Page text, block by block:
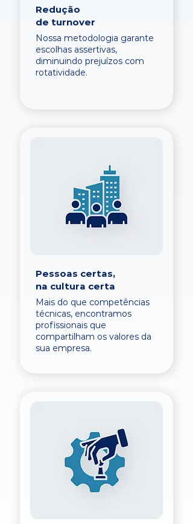
Redução
de turnover
Nossa metodologia garante
escolhas assertivas,
diminuindo prejuízos com
rotatividade.
Pessoas certas,
na cultura certa
Mais do que competências
técnicas, encontramos
profissionais que
compartilham os valores da
sua empresa.